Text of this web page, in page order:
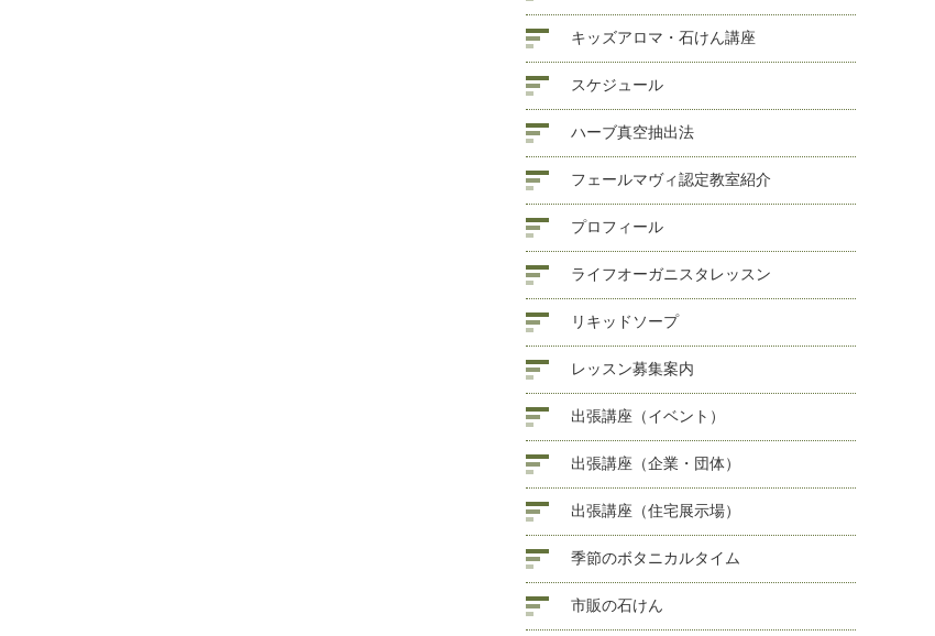
キッズアロマ・石けん講座
スケジュール
ハーブ真空抽出法
フェールマヴィ認定教室紹介
プロフィール
ライフオーガニスタレッスン
リキッドソープ
レッスン募集案内
出張講座（イベント）
出張講座（企業・団体）
出張講座（住宅展示場）
季節のボタニカルタイム
市販の石けん